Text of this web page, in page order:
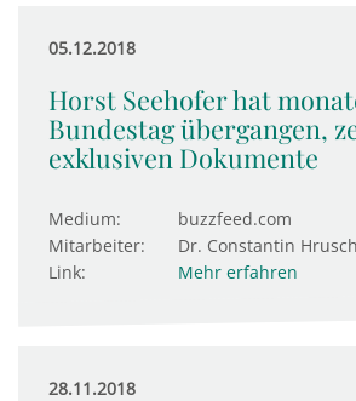
05.12.2018
Horst Seehofer hat
Bundestag übergangen,
exklusiven Dokumente
Medium:
buzzfeed.com
Mitarbeiter:
Dr. Constantin
Link:
Mehr erfahren
28.11.2018